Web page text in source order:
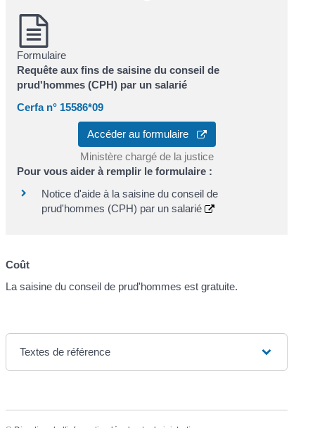
Formulaire
Requête aux fins de saisine du conseil de
prud'hommes (CPH) par un salarié
Cerfa n° 15586*09
Accéder au formulaire
Ministère chargé de la justice
Pour vous aider à remplir le formulaire :
Notice d'aide à la saisine du conseil de
prud'hommes (CPH) par un salarié
Coût
La saisine du conseil de prud'hommes est gratuite.
Textes de référence